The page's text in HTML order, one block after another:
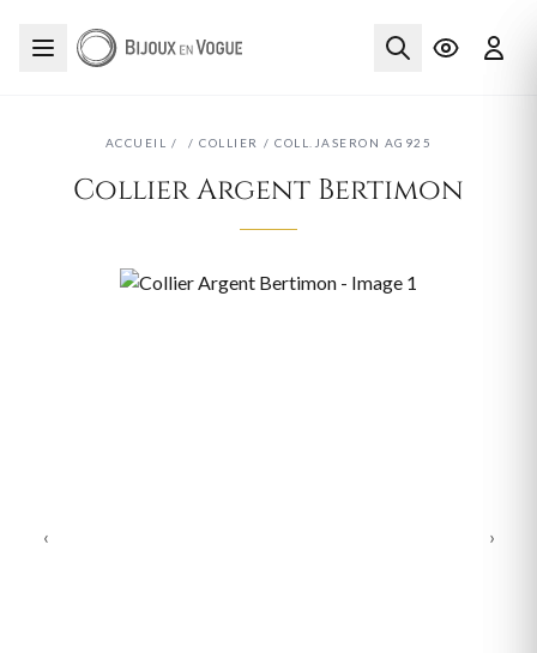
ACCUEIL / / COLLIER / COLL.JASERON AG925
Collier Argent Bertimon
‹ ›